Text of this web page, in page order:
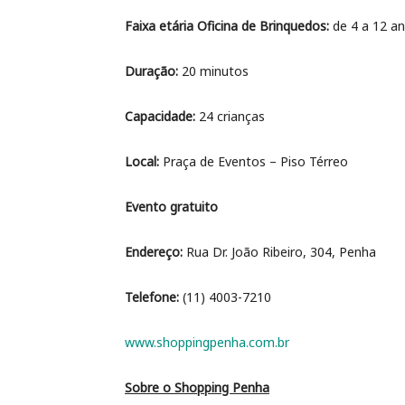
Faixa etária Oficina de Brinquedos: de 4 a 12
Duração: 20 minutos
Capacidade: 24 crianças
Local: Praça de Eventos – Piso Térreo
Evento gratuito
Endereço: Rua Dr. João Ribeiro, 304, Penha
Telefone: (11) 4003-7210
www.shoppingpenha.com.br
Sobre o Shopping Penha